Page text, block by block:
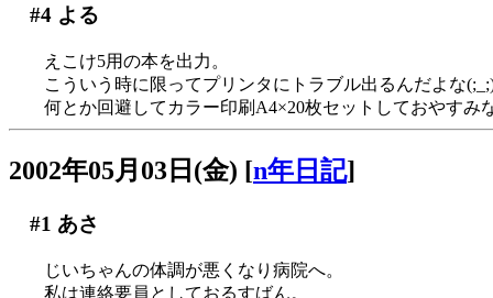
#4よる
えこけ5用の本を出力。
こういう時に限ってプリンタにトラブル出るんだよな
何とか回避してカラー印刷A4×20枚セットしておやすみ
2002年05月03日(金) [n年日記]
#1 あさ
じいちゃんの体調が悪くなり病院へ。
私は連絡要員としておるすばん。